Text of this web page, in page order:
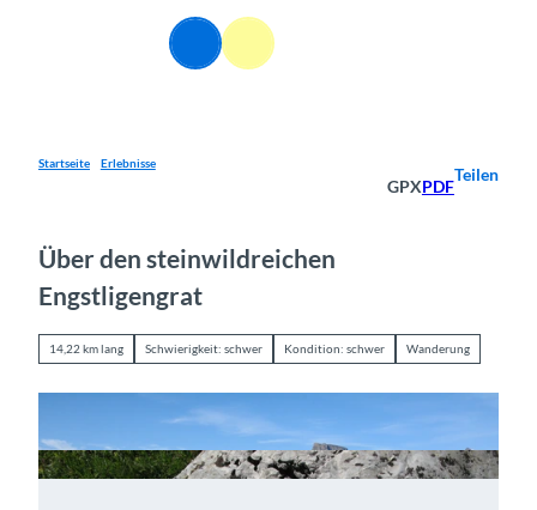
Suche Menü
Startseite Erlebnisse
GPXPDF
Teilen
Über den steinwildreichen
Engstligengrat
14,22 km lang Schwierigkeit: schwer Kondition: schwer Wanderung